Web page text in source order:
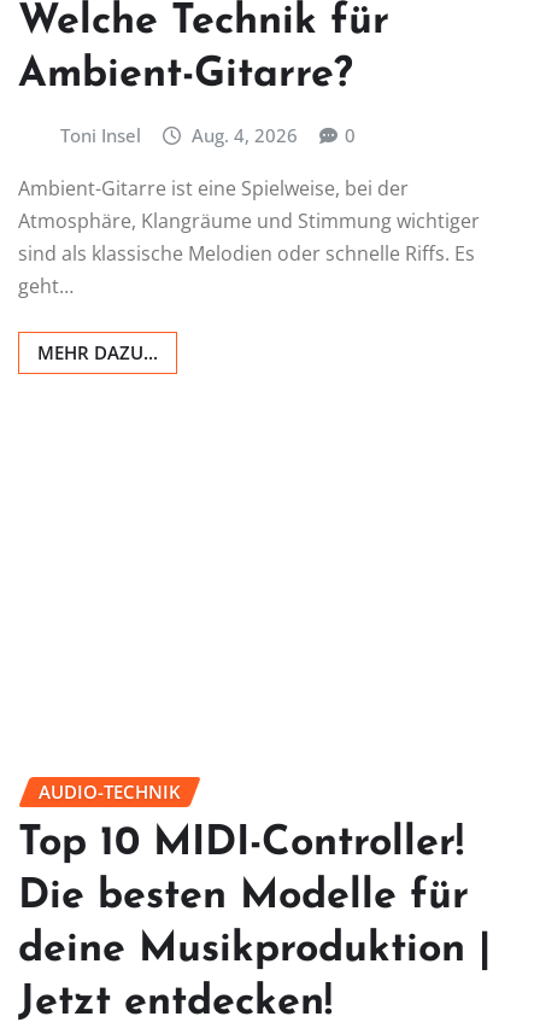
Welche Technik für
Ambient-Gitarre?
Toni Insel Aug. 4, 2026 0
Ambient-Gitarre ist eine Spielweise, bei der
Atmosphäre, Klangräume und Stimmung wichtiger
sind als klassische Melodien oder schnelle Riffs. Es
geht…
MEHR DAZU...
AUDIO-TECHNIK
Top 10 MIDI-Controller!
Die besten Modelle für
deine Musikproduktion |
Jetzt entdecken!